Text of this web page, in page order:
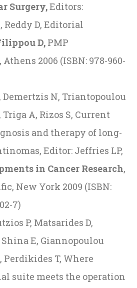
Surgery,Editors:
Reddy D, Editorial
D, PMP
2006 (ISBN: 978-960-
, Demertzis N, Triantopoulou
Triga A, Rizos S, Current
and therapy of long-
Editor: Jeffries LP,
in Cancer Research,
New York 2009 (ISBN:
7)
P, Matsarides D,
E, Giannopoulou
, Perdikides T, Where
suite meets the operation